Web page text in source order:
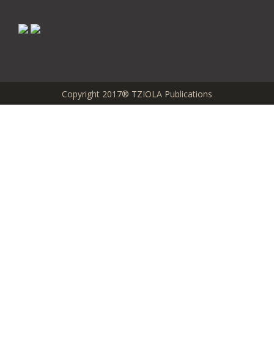
Copyright 2017® TZIOLA Publications